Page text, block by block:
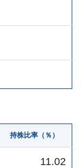
持株比率（％）
11.02